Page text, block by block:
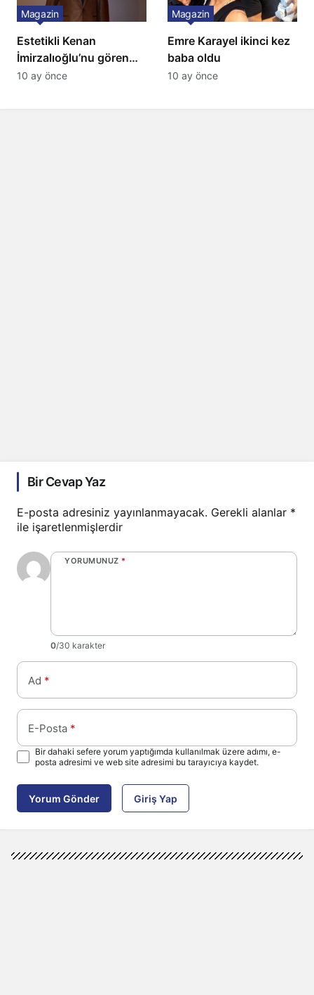
Estetikli Kenan
İmirzalıoğlu’nu gören
tanıyamıyor: Son hali
Magazin
10 ay önce
Emre Karayel ikinci kez
baba oldu
Magazin
10 ay önce
Bir Cevap Yaz
E-posta adresiniz yayınlanmayacak. Gerekli alanlar *
ile işaretlenmişlerdir
YORUMUNUZ *
0/30 karakter
Ad *
E-Posta *
Bir dahaki sefere yorum yaptığımda kullanılmak üzere adımı, e-
posta adresimi ve web site adresimi bu tarayıcıya kaydet.
Yorum Gönder Giriş Yap